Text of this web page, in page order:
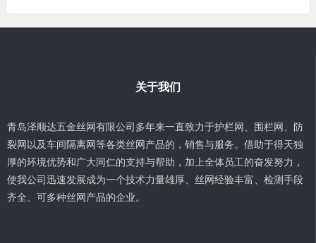
关于我们
青岛泽顺达五金丝网有限公司多年来一直致力于护栏网、围栏网、防
裂网以及车间隔离网等各类丝网产品的，销售与服务。借助于得天独
厚的环境优势和广大同仁的支持与帮助，加上全体员工的奋发努力，
使我公司迅速发展成为一个技术力量雄厚、丝网经验丰富、检测手段
齐全、可多种丝网产品的企业。